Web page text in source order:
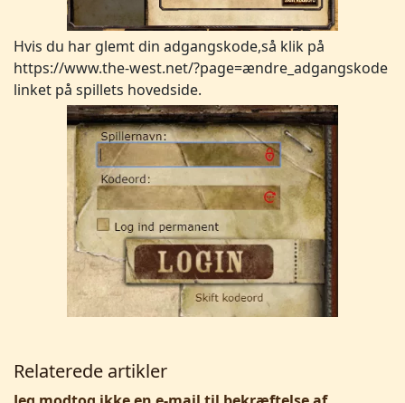
Hvis du har glemt din adgangskode,så klik på
https://www.the-west.net/?page=ændre_adgangskode
linket på spillets hovedside.
Relaterede artikler